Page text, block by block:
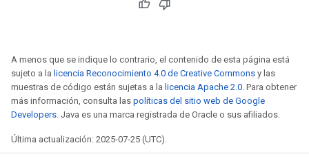
A menos que se indique lo contrario, el contenido de esta página está
sujeto a la licencia Reconocimiento 4.0 de Creative Commons y las
muestras de código están sujetas a la licencia Apache 2.0 . Para obtener
más información, consulta las políticas del sitio web de Google
Developers . Java es una marca registrada de Oracle o sus afiliados.
Última actualización: 2025-07-25 (UTC).